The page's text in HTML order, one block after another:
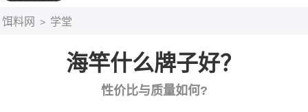
饵料网 > 学堂
海竿什么牌子好？
性价比与质量如何?